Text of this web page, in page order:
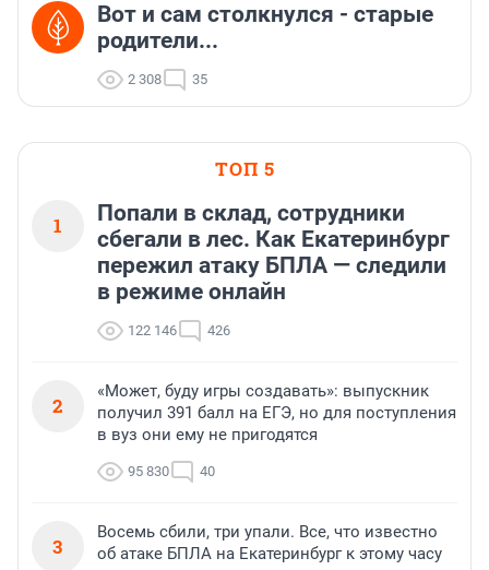
Вот и сам столкнулся - старые
родители...
2 308 35
ТОП 5
1
Попали в склад, сотрудники
сбегали в лес. Как Екатеринбург
пережил атаку БПЛА — следили
в режиме онлайн
122 146 426
2
«Может, буду игры создавать»: выпускник
получил 391 балл на ЕГЭ, но для поступления
в вуз они ему не пригодятся
95 830 40
3
Восемь сбили, три упали. Все, что известно
об атаке БПЛА на Екатеринбург к этому часу